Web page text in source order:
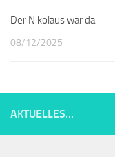
Der Nikolaus war da
08/12/2025
AKTUELLES...